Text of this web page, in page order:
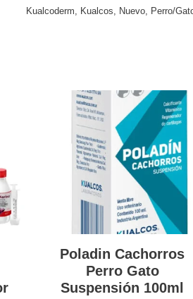
Kualcoderm, Kualcos, Nuevo, Perro/
Poladin Cachorros
Perro Gato
Suspensión 100ml